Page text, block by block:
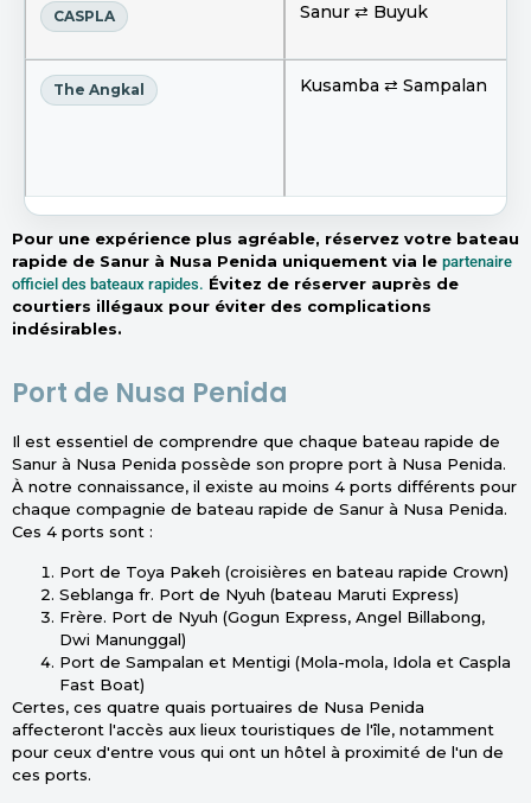
CASPLA Sanur ⇄ Buyuk
The Angkal Kusamba ⇄ Sampalan
Pour une expérience plus agréable, réservez votre bateau
rapide de Sanur à Nusa Penida uniquement via le partenaire
officiel des bateaux rapides. Évitez de réserver auprès de
courtiers illégaux pour éviter des complications
indésirables.
Port de Nusa Penida
Il est essentiel de comprendre que chaque bateau rapide de
Sanur à Nusa Penida possède son propre port à Nusa Penida.
À notre connaissance, il existe au moins 4 ports différents pour
chaque compagnie de bateau rapide de Sanur à Nusa Penida.
Ces 4 ports sont :
Port de Toya Pakeh (croisières en bateau rapide Crown)
Seblanga fr. Port de Nyuh (bateau Maruti Express)
Frère. Port de Nyuh (Gogun Express, Angel Billabong,
Dwi Manunggal)
Port de Sampalan et Mentigi (Mola-mola, Idola et Caspla
Fast Boat)
Certes, ces quatre quais portuaires de Nusa Penida
affecteront l'accès aux lieux touristiques de l'île, notamment
pour ceux d'entre vous qui ont un hôtel à proximité de l'un de
ces ports.